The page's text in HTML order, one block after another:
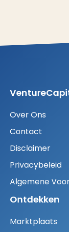
Over Ons
Contact
Disclaimer
Privacybeleid
Algemene
Ontdekken
Marktplaats